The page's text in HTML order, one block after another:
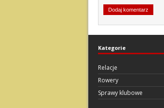
Kategorie
Relacje
Rowery
Sprawy klubowe